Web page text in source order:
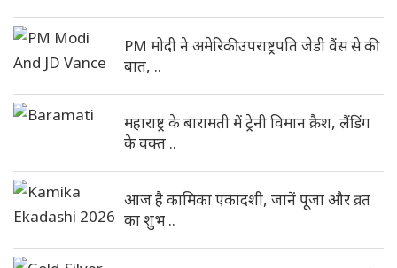
PM मोदी ने अमेरिकी उपराष्ट्रपति जेडी वैंस से की
बात, ..
महाराष्ट्र के बारामती में ट्रेनी विमान क्रैश, लैंडिंग
के वक्त ..
आज है कामिका एकादशी, जानें पूजा और व्रत
का शुभ ..